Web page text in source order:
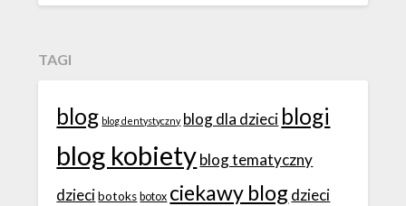
TAGI
blog blog dentystyczny blog dla dzieci blogi
blog kobietyblog tematyczny
dzieci botoks botox ciekawy blog dzieci